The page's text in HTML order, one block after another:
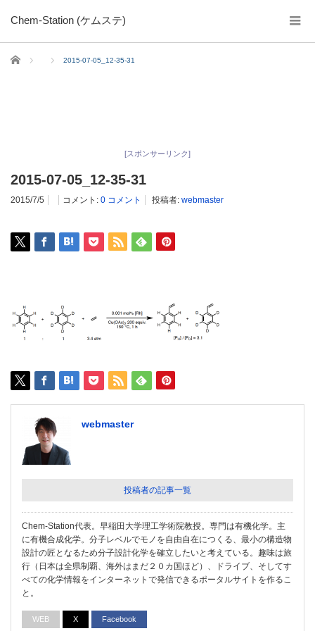
Chem-Station (ケムステ)
ホーム 2015-07-05_12-35-31
[スポンサーリンク]
2015-07-05_12-35-31
2015/7/5 コメント: 0 コメント 投稿者: webmaster
webmaster
投稿者の記事一覧
Chem-Station代表。早稲田大学理工学術院教授。専門は有機化学。主
に有機合成化学。分子レベルでモノを自由自在につくる、最小の構造物
設計の匠となるため分子設計化学を確立したいと考えている。趣味は旅
行（日本は全県制覇、海外はまだ２０カ国ほど）、ドライブ、そしてす
べての化学情報をインターネットで発信できるポータルサイトを作るこ
と。
WEB X Facebook